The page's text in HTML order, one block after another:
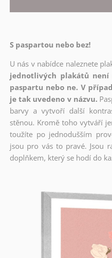
S paspartou nebo bez!
U nás v nabídce naleznete
jednotlivých plakátů není
paspartu nebo ne. V
je tak uvedeno v názvu.
barvy a vytvoří další
stěnou. Kromě toho vytváří
toužíte po jednodušším
jsou pro vás to pravé. Jsou
doplňkem, který se hodí do